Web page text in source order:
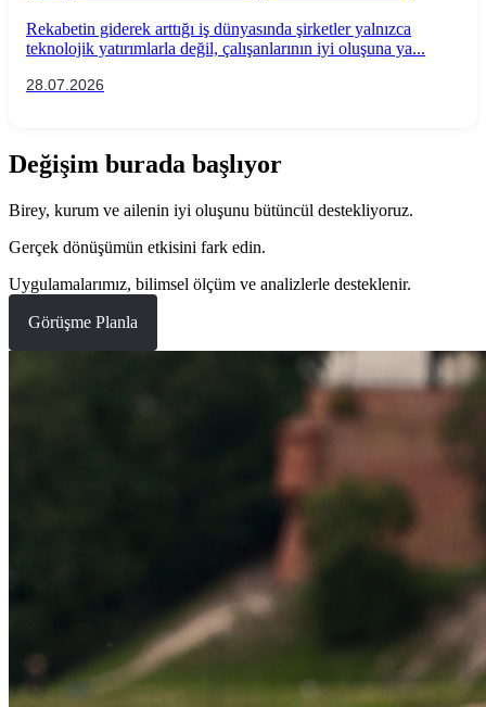
Uygulamaları
Rekabetin giderek arttığı iş dünyasında şirketler yalnızca
teknolojik yatırımlarla değil, çalışanlarının iyi oluşuna ya...
28.07.2026
Değişim burada başlıyor
Birey, kurum ve ailenin iyi oluşunu bütüncül destekliyoruz.
Gerçek dönüşümün etkisini fark edin.
Uygulamalarımız, bilimsel ölçüm ve analizlerle desteklenir.
Görüşme Planla